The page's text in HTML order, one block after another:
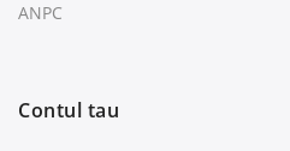
ANPC
Contul tau